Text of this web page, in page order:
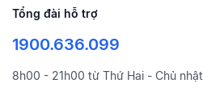
Tổng đài hỗ trợ
1900.636.099
8h00 - 21h00 từ Thứ Hai - Chủ nhật